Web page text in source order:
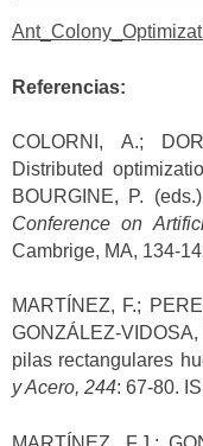
Referencias:
COLORNI, A.;
Distributed
BOURGINE, P.
Conference on
Cambrige, MA, 134-
MARTÍNEZ, F.;
GONZÁLEZ-
pilas rectangulares
y Acero, 244: 67-80.